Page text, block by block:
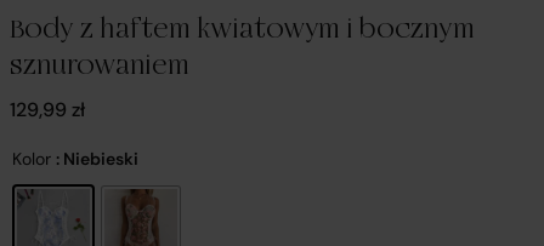
Body z haftem kwiatowym i bocznym
sznurowaniem
129,99 zł
Kolor : Niebieski